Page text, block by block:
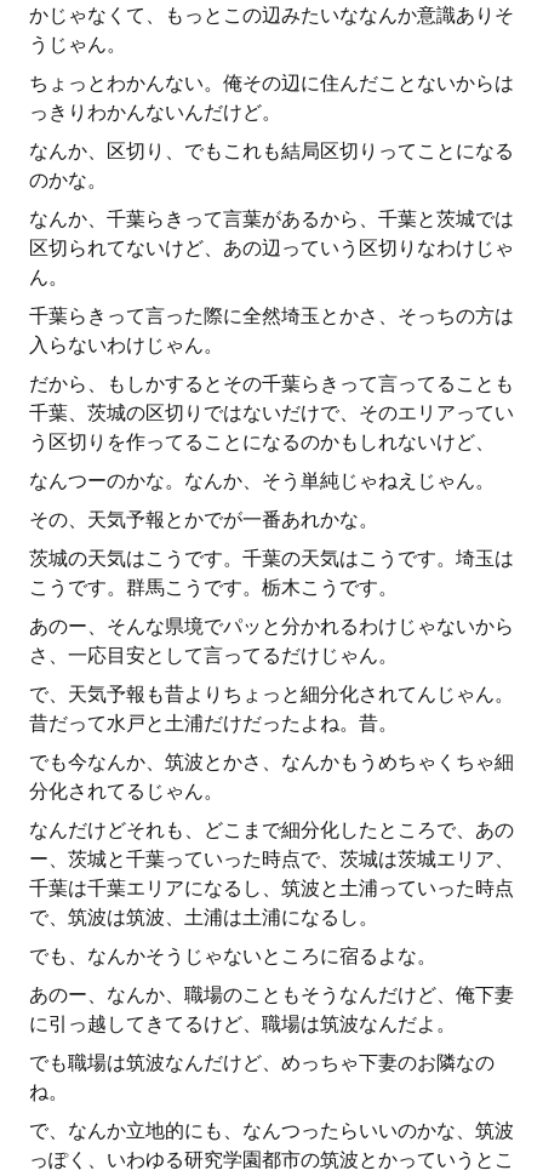
かじゃなくて、もっとこの辺みたいななんか意識ありそ
うじゃん。
ちょっとわかんない。俺その辺に住んだことないからは
っきりわかんないんだけど。
なんか、区切り、でもこれも結局区切りってことになる
のかな。
なんか、千葉らきって言葉があるから、千葉と茨城では
区切られてないけど、あの辺っていう区切りなわけじゃ
ん。
千葉らきって言った際に全然埼玉とかさ、そっちの方は
入らないわけじゃん。
だから、もしかするとその千葉らきって言ってることも
千葉、茨城の区切りではないだけで、そのエリアってい
う区切りを作ってることになるのかもしれないけど、
なんつーのかな。なんか、そう単純じゃねえじゃん。
その、天気予報とかでが一番あれかな。
茨城の天気はこうです。千葉の天気はこうです。埼玉は
こうです。群馬こうです。栃木こうです。
あのー、そんな県境でパッと分かれるわけじゃないから
さ、一応目安として言ってるだけじゃん。
で、天気予報も昔よりちょっと細分化されてんじゃん。
昔だって水戸と土浦だけだったよね。昔。
でも今なんか、筑波とかさ、なんかもうめちゃくちゃ細
分化されてるじゃん。
なんだけどそれも、どこまで細分化したところで、あの
ー、茨城と千葉っていった時点で、茨城は茨城エリア、
千葉は千葉エリアになるし、筑波と土浦っていった時点
で、筑波は筑波、土浦は土浦になるし。
でも、なんかそうじゃないところに宿るよな。
あのー、なんか、職場のこともそうなんだけど、俺下妻
に引っ越してきてるけど、職場は筑波なんだよ。
でも職場は筑波なんだけど、めっちゃ下妻のお隣なの
ね。
で、なんか立地的にも、なんつったらいいのかな、筑波
っぽく、いわゆる研究学園都市の筑波とかっていうとこ